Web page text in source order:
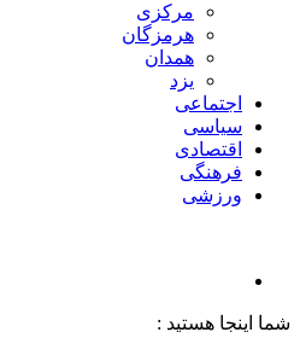
مرکزی
هرمزگان
همدان
یزد
اجتماعی
سیاسی
اقتصادی
فرهنگی
ورزشی
شما اینجا هستید :